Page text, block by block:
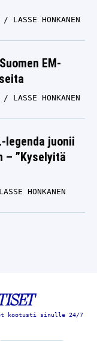
LASSE HONKANEN
EM-
LASSE HONKANEN
legenda juonii
– ”Kyselyitä
LASSE HONKANEN
kootusti sinulle 24/7